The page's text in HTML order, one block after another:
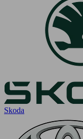
Skoda